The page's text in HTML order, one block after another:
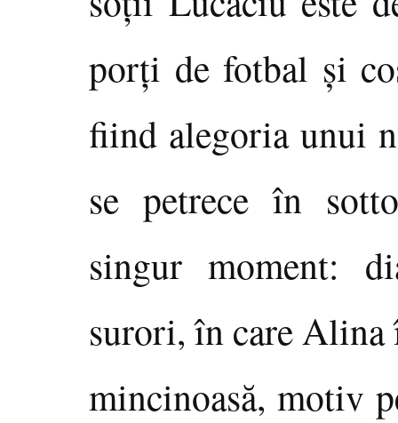
porţi de fotbal şi
fiind alegoria unui
se petrece în
singur moment:
surori, în care Alina
mincinoasă, motiv